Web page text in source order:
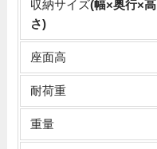
収納サイズ(幅×奥行×高
さ)
座面高
耐荷重
重量